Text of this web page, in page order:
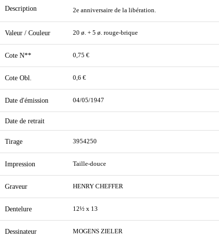
Description 2e anniversaire de la libération.
Valeur / Couleur 20 ø. + 5 ø. rouge-brique
Cote N** 0,75 €
Cote Obl. 0,6 €
Date d'émission 04/05/1947
Date de retrait
Tirage 3954250
Impression Taille-douce
Graveur HENRY CHEFFER
Dentelure 12½ x 13
Dessinateur MOGENS ZIELER